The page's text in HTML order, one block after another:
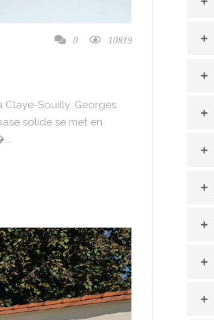
0 10819
Claye-Souilly. Georges
solide se met en